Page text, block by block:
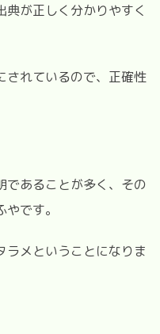
が正しく分かりやすく
されているので、正確性
であることが多く、その
です。
ラメということになりま